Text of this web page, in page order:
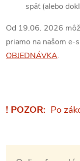
späť (alebo
Od 19.06. 2026
priamo na našom e-
OBJEDNÁVKA.
! POZOR: Po